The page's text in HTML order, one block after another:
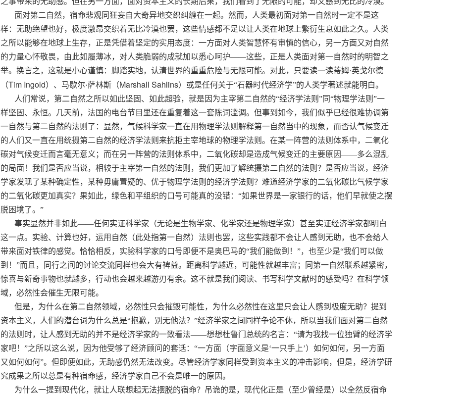
面对第二自然，宿命悲观同狂妄自大奇异地交织纠缠在一起。然而，人类最初面对第一自然时一定不是这
样：无助绝望也好，极度激昂交织着无比冷漠也罢，这些情感都不足以让人类在地球上繁衍生息如此之久。人类
之所以能够在地球上生存，正是凭借着坚定的实用态度：一方面对人类智慧怀有审慎的信心，另一方面又对自然
的力量心怀敬畏，由此如履薄冰，对人类脆弱的成就加以悉心呵护——这些，正是人类面对第一自然时的明智之
举。换言之，这就是小心谨慎：脚踏实地，认清世界的重重危险与无限可能。对此，只要读一读蒂姆·英戈尔德
（Tim Ingold）、马歇尔·萨林斯（Marshall Sahlins）或是任何关于“石器时代经济学”的人类学著述就能明白。
人们常说，第二自然之所以如此坚固、如此超验，就是因为主宰第二自然的“经济学法则”同“物理学法则”一
样坚固、永恒。几天前，法国的电台节目里还在重复着这一套陈词滥调。但事到如今，我们似乎已经很难协调第
一自然与第二自然的法则了：显然，气候科学家一直在用物理学法则解释第一自然当中的现象，而否认气候变迁
的人们又一直在用统摄第二自然的经济学法则来抗拒主宰地球的物理学法则。在某一阵营的法则体系中，二氧化
碳对气候变迁而言毫无意义；而在另一阵营的法则体系中，二氧化碳却是造成气候变迁的主要原因——多么混乱
的局面！我们是否应当说，相较于主宰第一自然的法则，我们更加了解统摄第二自然的法则？是否应当说，经济
学家发现了某种确定性，某种毋庸置疑的、 优于物理学法则的经济学法则？难道经济学家的二氧化碳比气候学家
的二氧化碳更加真实？果如此，绿色和平组织的口号可能真的没错：“如果世界是一家银行的话，他们早就使之摆
脱困境了。”
事实显然并非如此——任何实证科学家（无论是生物学家、化学家还是物理学家）甚至实证经济学家都明白
这一点。实验、计算也好，运用自然（此处指第一自然）法则也罢，这些实践都不会让人感到无助，也不会给人
带来面对铁律的感觉。恰恰相反，实验科学家的口号即便不是奥巴马的“我们能做到！”，也至少是“我们可以做
到！”而且，同行之间的讨论交流同样也会大有裨益。距离科学越近，可能性就越丰富；同第一自然联系越紧密，
惊喜与新奇事物也就越多，行动也会越来越游刃有余。这不就是我们阅读、书写科学文献时的感受吗？在科学领
域，必然性会催生无限可能。
但是，为什么在第二自然领域，必然性只会摧毁可能性，为什么必然性在这里只会让人感到极度无助？提到
资本主义，人们的潜台词为什么总是“抱歉，别无他法？”经济学家之间同样争论不休，所以当我们面对第二自然
的法则时，让人感到无助的并不是经济学家的一致看法——想想杜鲁门总统的名言：“请为我找一位独臂的经济学
家吧！”之所以这么说，因为他受够了经济顾问的套话：“一方面（字面意义是‘一只手上’）如何如何，另一方面
又如何如何”。但即便如此，无助感仍然无法改变。尽管经济学家同样受到资本主义的冲击影响，但是，经济学研
究成果之所以总是有种宿命感，经济学家自己不会是唯一的原因。
为什么一提到现代化，就让人联想起无法摆脱的宿命？吊诡的是，现代化正是（至少曾经是）以全然反宿命